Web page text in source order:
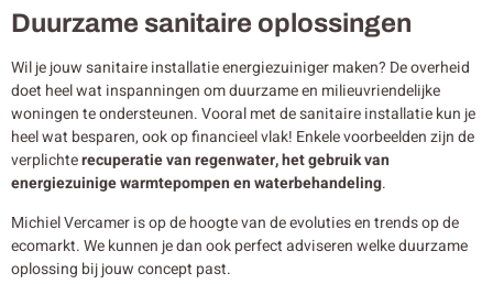
Duurzame sanitaire oplossingen
Wil je jouw sanitaire installatie energiezuiniger maken? De overheid
doet heel wat inspanningen om duurzame en milieuvriendelijke
woningen te ondersteunen. Vooral met de sanitaire installatie kun je
heel wat besparen, ook op financieel vlak! Enkele voorbeelden zijn de
verplichterecuperatie van regenwater, het gebruik van
energiezuinige warmtepompen en waterbehandeling.
Michiel Vercamer is op de hoogte van de evoluties en trends op de
ecomarkt. We kunnen je dan ook perfect adviseren welke duurzame
oplossing bij jouw concept past.